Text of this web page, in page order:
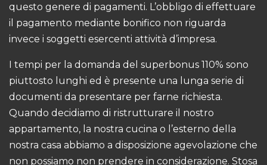
questo genere di pagamenti. L’obbligo di effettuare
il pagamento mediante bonifico non riguarda
invece i soggetti esercenti attività d’impresa.
I tempi per la domanda del superbonus 110% sono
piuttosto lunghi ed è presente una lunga serie di
documenti da presentare per farne richiesta.
Quando decidiamo di ristrutturare il nostro
appartamento, la nostra cucina o l’esterno della
nostra casa abbiamo a disposizione agevolazione che
non possiamo non prendere in considerazione. Stosa